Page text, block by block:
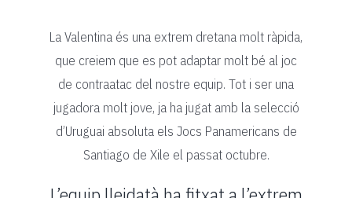
La Valentina és una extrem dretana molt ràpida,
que creiem que es pot adaptar molt bé al joc
de contraatac del nostre equip. Tot i ser una
jugadora molt jove, ja ha jugat amb la selecció
d’Uruguai absoluta els Jocs Panamericans de
Santiago de Xile el passat octubre.